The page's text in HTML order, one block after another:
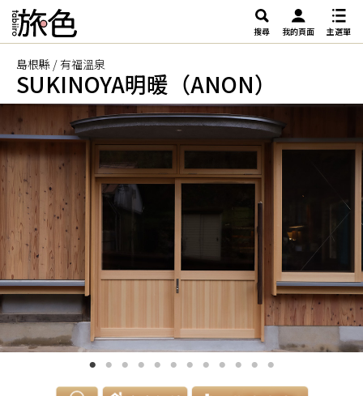
搜尋 我的頁面 主選單
島根縣 / 有福溫泉
SUKINOYA明暖（ANON）